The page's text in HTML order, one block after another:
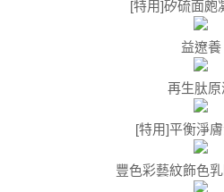
[特用]矽硫面皰
益遼養
再生肽原
[特用]平衡淨
豐色彩藝紋飾色